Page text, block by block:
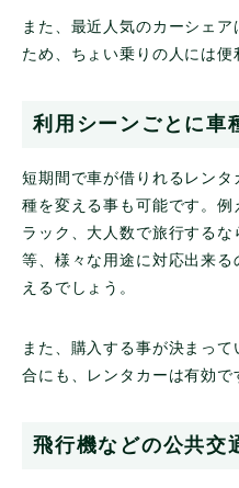
また、最近人気のカーシェ
ため、ちょい乗りの人には便
利用シーンごとに車
短期間で車が借りれるレン
種を変える事も可能です。
ラック、大人数で旅行する
等、様々な用途に対応出来
えるでしょう。
また、購入する事が決まっ
合にも、レンタカーは有効で
飛行機などの公共交